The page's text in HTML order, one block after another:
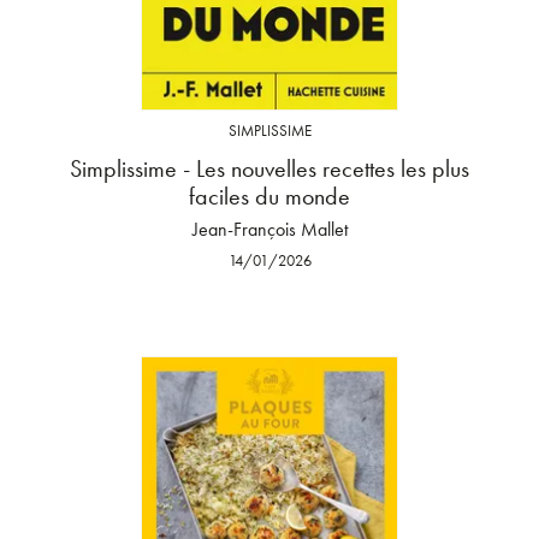
SIMPLISSIME
Simplissime - Les nouvelles recettes les plus
faciles du monde
Jean-François Mallet
14/01/2026